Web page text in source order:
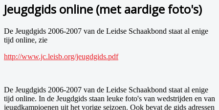
Jeugdgids online (met aardige foto's)
De Jeugdgids 2006-2007 van de Leidse Schaakbond staat al enige
tijd online, zie
http://www.jc.leisb.org/jeugdgids.pdf
De Jeugdgids 2006-2007 van de Leidse Schaakbond staat al enige
tijd online. In de Jeugdgids staan leuke foto's van wedstrijden en van
jeugdkampioenen uit het vorige seizoen. Ook bevat de gids adressen